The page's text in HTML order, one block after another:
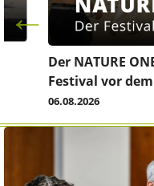
Der NATURE
Festival vor
06.08.2026